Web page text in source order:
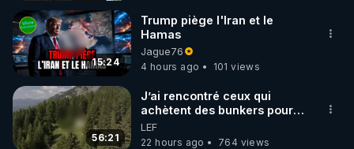
15:24
Trump piège l'Iran et le
Hamas
Jague76
4 hours ago
101 views
56:21
J’ai rencontré ceux qui
achètent des bunkers pour
survivre à la fin du monde
LEF
22 hours ago
764 views